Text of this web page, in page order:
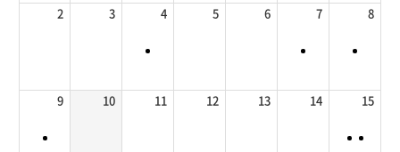
2 3 4 5 6 7 8
9 10 11 12 13 14 15